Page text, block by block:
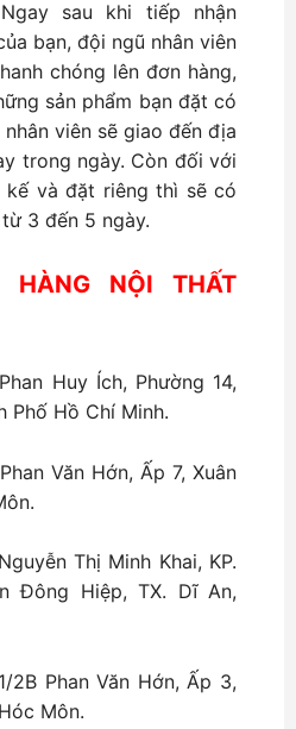
Ngay sau khi tiếp nhận
bạn, đội ngũ nhân viên
chóng lên đơn hàng,
sản phẩm bạn đặt có
viên sẽ giao đến địa
trong ngày. Còn đối với
kế và đặt riêng thì sẽ có
3 đến 5 ngày.
NỘI THẤT
Huy Ích, Phường 14,
Phố Hồ Chí Minh.
Văn Hớn, Ấp 7, Xuân
Thị Minh Khai, KP.
Đông Hiệp, TX. Dĩ An,
2B Phan Văn Hớn, Ấp 3,
Môn.